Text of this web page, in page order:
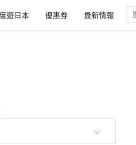
遊日本 優惠券 最新情報